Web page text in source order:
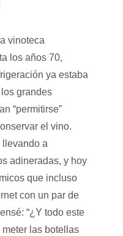
vinoteca
los años 70,
ya estaba
grandes
“permitirse”
el vino.
llevando a
adineradas, y hoy
que incluso
con un par de
“¿Y todo este
las botellas